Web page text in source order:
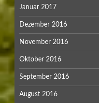
Januar 2017
Dezember 2016
November 2016
Oktober 2016
September 2016
August 2016